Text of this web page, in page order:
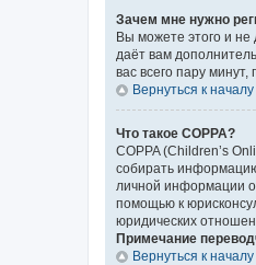
Зачем мне нужно
Вы можете этого и не
даёт вам
вас всего пару
Вернуться к началу
Что такое COPPA?
COPPA (Children’s
собирать
личной информации
помощью к
юридических
Примечание
Вернуться к началу